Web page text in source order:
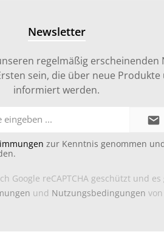
Newsletter
regelmäßig erscheinenden
sein, die über neue Produkte
informiert werden.
Mail-
zur Kenntnis genommen
Google reCAPTCHA geschützt und
und Nutzungsbedingungen